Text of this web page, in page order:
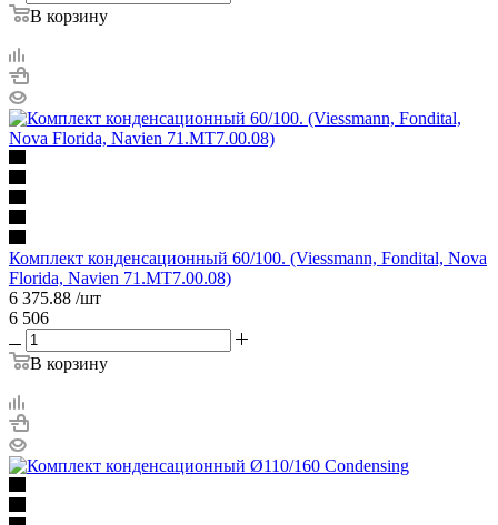
В корзину
Комплект конденсационный 60/100. (Viessmann, Fondital, Nova
Florida, Navien 71.MT7.00.08)
6 375.88 /шт
6 506
В корзину